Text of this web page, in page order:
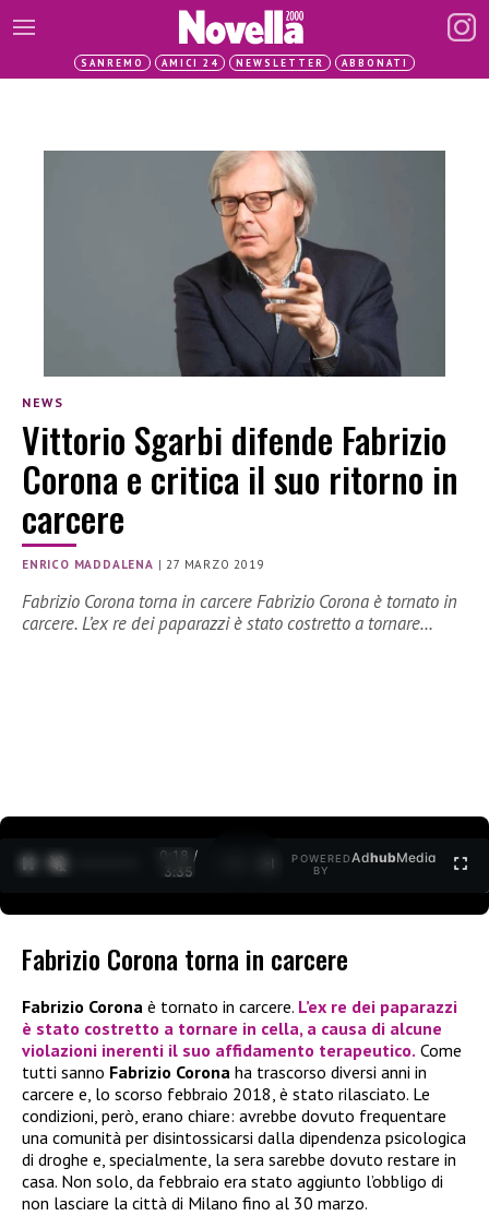
SANREMO AMICI 24 NEWSLETTER ABBONATI
NEWS
Vittorio Sgarbi difende Fabrizio
Corona e critica il suo ritorno in
carcere
ENRICO MADDALENA |27 MARZO 2019
Fabrizio Corona torna in carcere Fabrizio Corona è tornato in
carcere. L’ex re dei paparazzi è stato costretto a tornare…
0:19 /
3:35
POWERED
BY
AdhubMedia
Fabrizio Corona torna in carcere
Fabrizio Corona è tornato in carcere. L’ex re dei paparazzi
è stato costretto a tornare in cella, a causa di alcune
violazioni inerenti il suo affidamento terapeutico. Come
tutti sanno Fabrizio Corona ha trascorso diversi anni in
carcere e, lo scorso febbraio 2018, è stato rilasciato. Le
condizioni, però, erano chiare: avrebbe dovuto frequentare
una comunità per disintossicarsi dalla dipendenza psicologica
di droghe e, specialmente, la sera sarebbe dovuto restare in
casa. Non solo, da febbraio era stato aggiunto l’obbligo di
non lasciare la città di Milano fino al 30 marzo.